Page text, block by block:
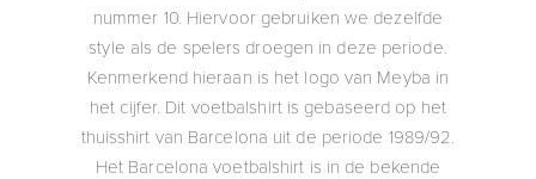
nummer 10. Hiervoor gebruiken we dezelfde
style als de spelers droegen in deze periode.
Kenmerkend hieraan is het logo van Meyba in
het cijfer. Dit voetbalshirt is gebaseerd op het
thuisshirt van Barcelona uit de periode 1989/92.
Het Barcelona voetbalshirt is in de bekende